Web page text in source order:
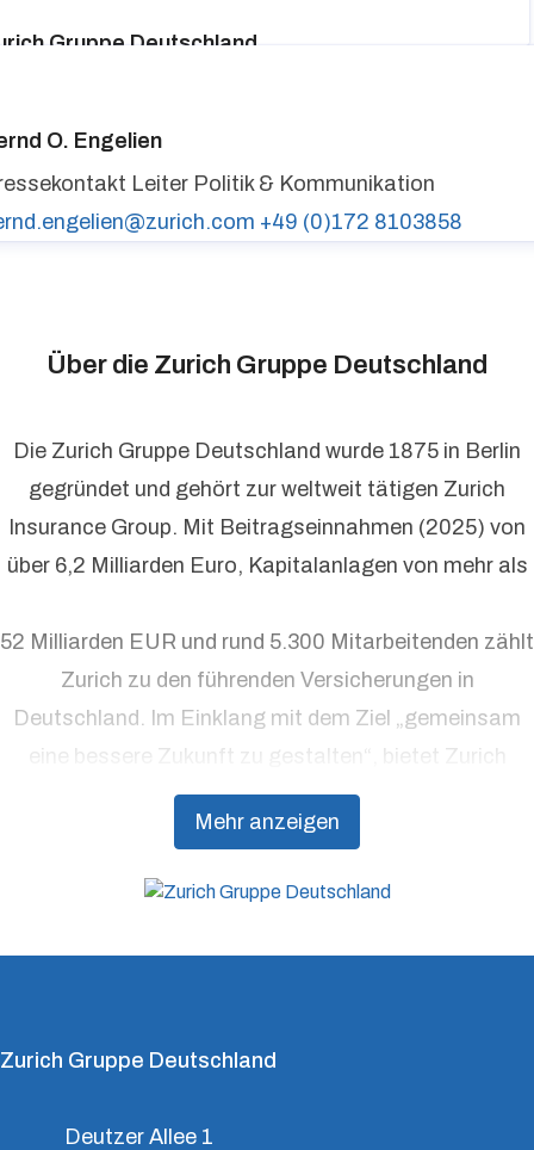
Gruppe Deutschland
O. Engelien
Leiter Politik & Kommunikation
+49 (0)172 8103858
Über die Zurich Gruppe Deutschland
Mehr anzeigen
Die Zurich Gruppe Deutschland wurde 1875 in Berlin
gegründet und gehört zur weltweit tätigen Zurich
Insurance Group. Mit Beitragseinnahmen (2025) von
über 6,2 Milliarden Euro, Kapitalanlagen von mehr als
52 Milliarden EUR und rund 5.300 Mitarbeitenden zählt
Zurich zu den führenden Versicherungen in
Deutschland. Im Einklang mit dem Ziel „gemeinsam
eine bessere Zukunft zu gestalten“, bietet Zurich
Präventionsdienstleistungen an, die über traditionelle
Versicherungsprodukte hinausgehen, um Kunden
Zurich Gruppe Deutschland
Deutzer Allee 1